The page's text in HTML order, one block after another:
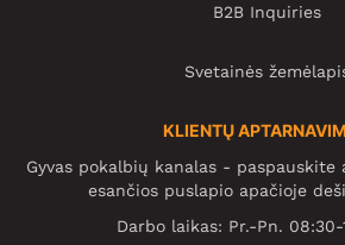
B2B Inquiries
Svetainės
KLIENTŲ
Gyvas pokalbių kanalas - paspauskite
esančios puslapio apačioje
Darbo laikas: Pr.-Pn. 08:30-